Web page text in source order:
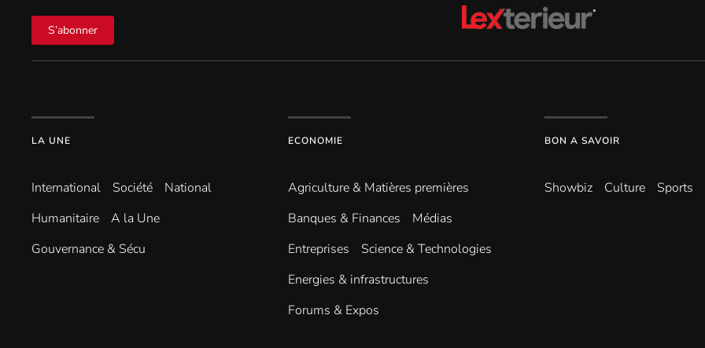
S’abonner
LA UNE
International Société
National
Humanitaire
A la Une
Gouvernance & Sécu
ECONOMIE
Agriculture & Matières premières
Banques & Finances
Médias
Entreprises
Science & Technologies
Energies & infrastructures
Forums & Expos
BON A SAVOIR
Showbiz Culture Sports